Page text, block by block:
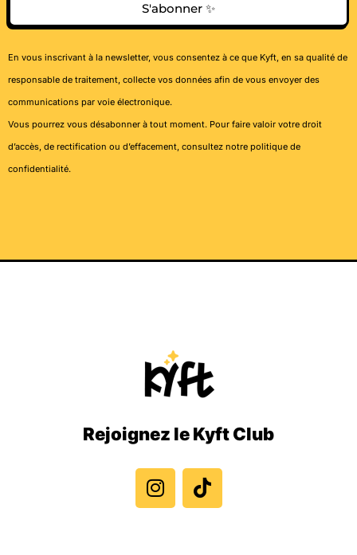
S'abonner ✨
En vous inscrivant à la newsletter, vous consentez à ce que Kyft, en sa qualité de
responsable de traitement, collecte vos données afin de vous envoyer des
communications par voie électronique.
Vous pourrez vous désabonner à tout moment. Pour faire valoir votre droit
d’accès, de rectification ou d’effacement, consultez notre politique de
confidentialité.
Rejoignez le Kyft Club
n
s
t
i
k
t